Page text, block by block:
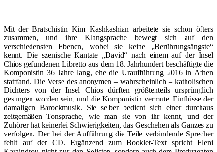
Mit der Bratschistin Kim Kashkashian arbeitete sie schon öfters
zusammen, und ihre Klangsprache bewegt sich auf den
verschiedensten Ebenen, wobei sie keine „Berührungsängste“
kennt. Die szenische Kantate „David“ nach einem auf der Insel
Chios gefundenen Libretto aus dem 18. Jahrhundert beschäftigte die
Komponistin 36 Jahre lang, ehe die Uraufführung 2016 in Athen
stattfand. Die Verse des anonymen – wahrscheinlich – katholischen
Dichters von der Insel Chios dürften größtenteils ursprünglich
gesungen worden sein, und die Komponistin vermutet Einflüsse der
damaligen Barockmusik. Sie selber bedient sich einer durchaus
zeitgemäßen Tonsprache, wie man sie von ihr kennt, und der
Zuhörer hat keinerlei Schwierigkeiten, das Geschehen als Ganzes zu
verfolgen. Der bei der Aufführung die Teile verbindende Sprecher
fehlt auf der CD. Ergänzend zum Booklet-Text spricht Eleni